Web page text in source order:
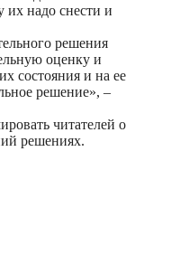
их надо снести и
решения
оценку и
состояния и на ее
решение», –
читателей о
решениях.